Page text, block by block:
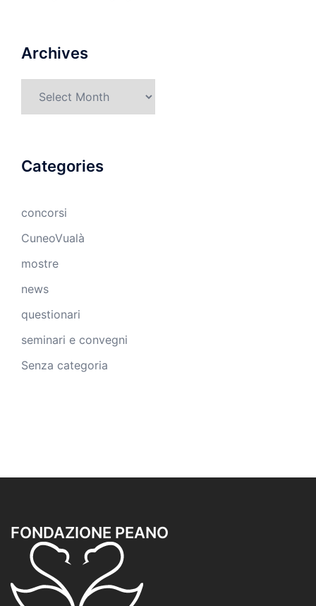
Archives
Categories
concorsi
CuneoVualà
mostre
news
questionari
seminari e convegni
Senza categoria
FONDAZIONE PEANO